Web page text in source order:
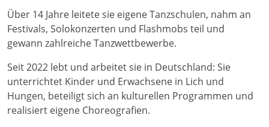
Über 14 Jahre leitete sie eigene Tanzschulen, nahm an
Festivals, Solokonzerten und Flashmobs teil und
gewann zahlreiche Tanzwettbewerbe.
Seit 2022 lebt und arbeitet sie in Deutschland: Sie
unterrichtet Kinder und Erwachsene in Lich und
Hungen, beteiligt sich an kulturellen Programmen und
realisiert eigene Choreografien.